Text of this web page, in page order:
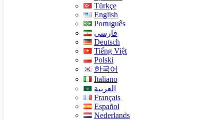
Türkçe
English
Português
فارسی
Deutsch
Tiếng Việt
Polski
한국어
Italiano
العربية
Français
Español
Nederlands